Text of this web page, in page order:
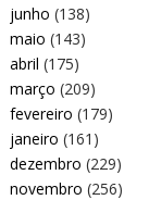
junho (138)
maio (143)
abril (175)
março (209)
fevereiro (179)
janeiro (161)
dezembro (229)
novembro (256)